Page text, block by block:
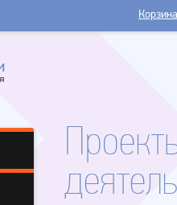
Корзина